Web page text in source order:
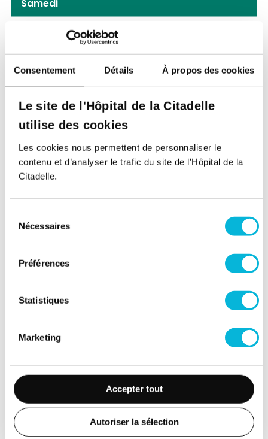
Consentement Détails À propos des cookies
Le site de l'Hôpital de la Citadelle
utilise des cookies
Les cookies nous permettent de personnaliser le
contenu et d’analyser le trafic du site de l'Hôpital de la
Citadelle.
Nécessaires
Préférences
Statistiques
Marketing
Accepter tout
Autoriser la sélection
Samedi
Après-midi
Présentation
2007-2014 : obtention du diplôme de médecin,
Université de Liège
2014-2019 : master de spécialisation en pédiatrie,
Université de Liège
diabétologie pédiatrique, Kremlin-Bicêtre, Paris
Bicêtre, Paris
Membre du BESPEED (Belgian Society for
Pediatric Endocrinology and Diabetology) depuis
Membre du BASO (Belgian Association for Study
Publications